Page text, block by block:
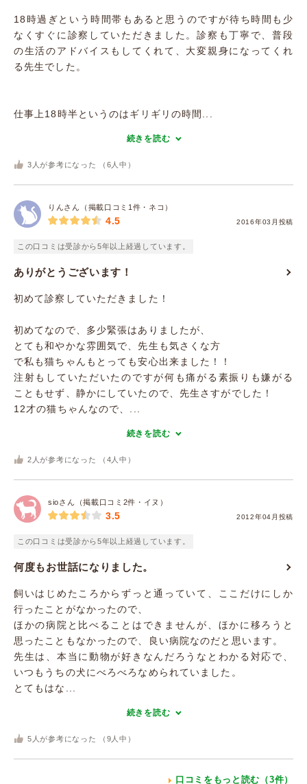
18時過ぎという時間帯もあると思うのですが待ち時間も少
なくすぐに診察していただきました。診察も丁寧で、普段
の生活のアドバイスもしてくれて、大変親身になってくれ
る先生でした。
仕事上18時半というのはギリギリの時間...
続きを読む
3 人が参考になった （ 6 人中）
りんさん（掲載口コミ1件・ネコ）
2016年03月投稿
4.5
この口コミは受診から5年以上経過しています。
ありがとうございます！
初めて診察していただきました！
初めてなので、多少緊張はありましたが、
とても和やかな雰囲気で、先生も気さくな方
で私も猫ちゃんもとっても安心出来ました！！
注射もしていただいたのですが何も痛がる素振りも嫌がる
こともせず、静かにしていたので、先生さすがでした！
12才の猫ちゃんなので、...
続きを読む
2 人が参考になった （ 4 人中）
sioさん（掲載口コミ2件・イヌ）
2012年04月投稿
3.5
この口コミは受診から5年以上経過しています。
何度もお世話になりました。
飼いはじめたころからずっと通っていて、ここだけにしか
行ったことがなかったので、
ほかの病院と比べることはできませんが、ほかに移ろうと
思ったこともなかったので、良い病院なのだと思います。
先生は、本当に動物が好きなんだろうなとわかる対応で、
いつもうちの犬にべろべろなめられていました。
とてもはな...
続きを読む
5 人が参考になった （ 9 人中）
口コミをもっと読む（3件）